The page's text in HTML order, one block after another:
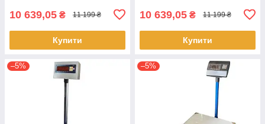
10 639,05 ₴ 11 199 ₴
Купити
10 639,05 ₴ 11 199 ₴
Купити
–5% –5%